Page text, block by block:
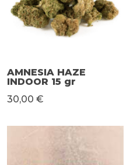
AMNESIA HAZE
INDOOR 15 gr
30,00 €